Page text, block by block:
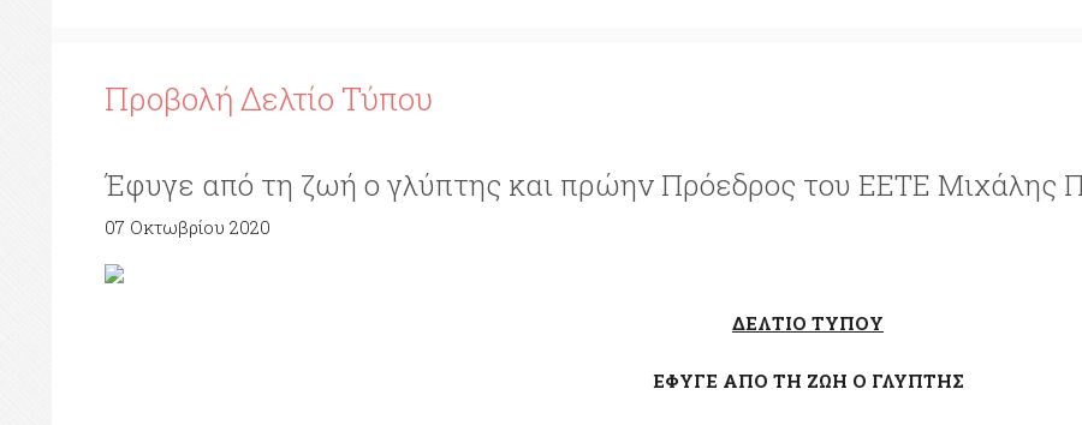
Προβολή Δελτίο Τύπου
Έφυγε από τη ζωή ο γλύπτης και πρώην Πρόεδρος του ΕΕΤΕ Μιχάλης
07 Οκτωβρίου 2020
ΔΕΛΤΙΟ ΤΥΠΟΥ
ΕΦΥΓΕ ΑΠΟ ΤΗ ΖΩΗ Ο ΓΛΥΠΤΗΣ